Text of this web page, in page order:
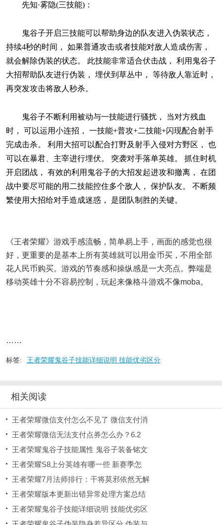
先知·雾隐(三技能)：
鬼谷子开启三技能可以帮助身边的队友进入伪装状态，
持续4秒的时间， 如果普通攻击或者技能对敌人造成伤害，
就会解除伪装的状态。 此技能非常适合伏击战， 利用鬼谷子
大招帮助队友进行伪装， 埋伏到草丛中， 等待敌人靠近时，
再突发攻击将敌人秒杀。
鬼谷子不断利用被动与一技能进行骚扰， 当对方残血
时， 可以运用小连招， 一技能+普攻+二技能+闪现配合射手
完成击杀。 利用大招可以配合打野及射手入侵对方野区， 也
可以在暴君、主宰进行埋伏。 突袭对手落单英雄。 抓住时机
开启团战， 有效的利用鬼谷子的大招发起进攻和撤离， 在团
战中要尽可能的用二技能控住多个敌人， 保护队友。 不断频
繁使用大招给对手造成迷惑， 是团队制胜的关键。
《王者荣耀》游戏手感流畅，简单易上手，画面的感觉也很
好，更重要的是基本上所有英雄就可以用金币买，不用全部
花人民币购买。游戏的节奏感和操纵感是一大亮点。弊端是
移动英雄十分不容易控制，玩起来像格斗游戏不像moba。
……
标签: 王者荣耀鬼谷子技能详细说明 技能优劣区分
相关阅读
王者荣耀微信支付怎么不见了 微信支付消
王者荣耀微信无法支付点券怎么办？6.2
王者荣耀鬼谷子技能属性 鬼谷子装备铭文
王者荣耀S8上分英雄有哪一些 新赛季怎
王者荣耀7月法师排行：干将莫邪依然无解
王者荣耀版本更新出错异常处理方案总结
王者荣耀鬼谷子技能详细说明 技能优劣区